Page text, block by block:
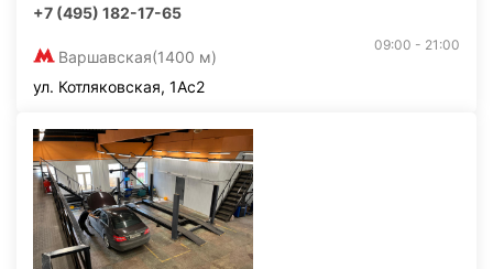
+7 (495) 182-17-65
Варшавская(1400 м)
09:00 - 21:00
ул. Котляковская, 1Ас2